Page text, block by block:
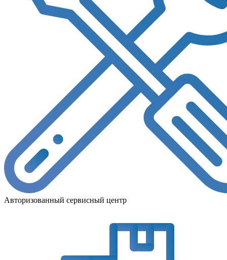
Авторизованный сервисный центр